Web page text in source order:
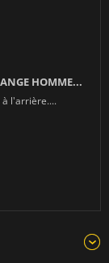
HOMME...
l'arrière....